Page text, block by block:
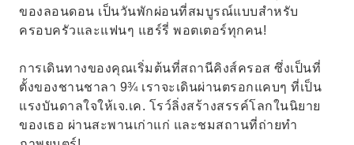
ของลอนดอน เป็นวันพักผ่อนที่สมบูรณ์แบบสำหรับ
ครอบครัวและแฟนๆ แฮร์รี่ พอตเตอร์ทุกคน!
การเดินทางของคุณเริ่มต้นที่สถานีคิงส์ครอส ซึ่งเป็นที่
ตั้งของชานชาลา 9¾ เราจะเดินผ่านตรอกแคบๆ ที่เป็น
แรงบันดาลใจให้เจ.เค. โรว์ลิ่งสร้างสรรค์โลกในนิยาย
ของเธอ ผ่านสะพานเก่าแก่ และชมสถานที่ถ่ายทำ